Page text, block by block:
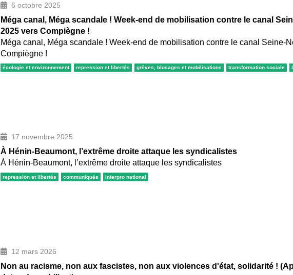
6 octobre 2025
Méga canal, Méga scandale ! Week-end de mobilisation contre le canal
2025 vers Compiègne !
Méga canal, Méga scandale ! Week-end de mobilisation contre le canal Seine-
Compiègne !
écologie et environnement repression et libertés grèves, blocages et mobilisations transformation sociale
17 novembre 2025
À Hénin-Beaumont, l’extrême droite attaque les syndicalistes
À Hénin-Beaumont, l’extrême droite attaque les syndicalistes
repression et libertés communiqués interpro national
12 mars 2026
Non au racisme, non aux fascistes, non aux violences d'état, solidarité !